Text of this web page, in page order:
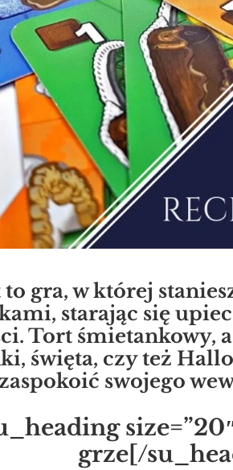
gra, w której
starając się
Tort śmietankowy,
święta, czy też
swojego
grze[/